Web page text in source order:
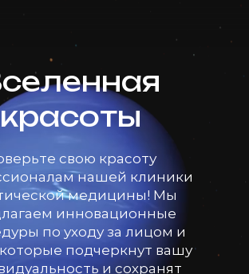
красоты
свою красоту
нашей клиники
медицины! Мы
инновационные
по уходу за лицом и
подчеркнут вашу
и сохранят